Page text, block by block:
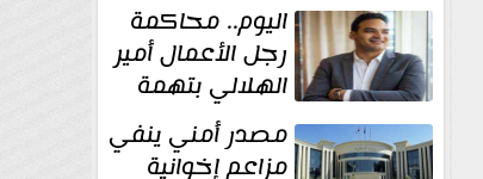
اليوم.. محاكمة
رجل الأعمال أمير
الهلالي بتهمة
غسل الأموال
مصدر أمني ينفي
مزاعم إخوانية